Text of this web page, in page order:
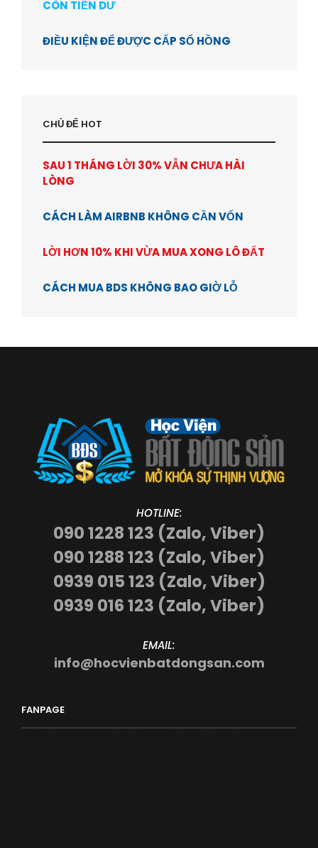
CÒN TIỀN DƯ
ĐIỀU KIỆN ĐỂ ĐƯỢC CẤP SỔ HỒNG
CHỦ ĐỂ HOT
SAU 1 THÁNG LỜI 30% VẪN CHƯA HÀI
LÒNG
CÁCH LÀM AIRBNB KHÔNG CẦN VỐN
LỜI HƠN 10% KHI VỪA MUA XONG LÔ ĐẤT
CÁCH MUA BDS KHÔNG BAO GIỜ LỖ
HOTLINE:
090 1228 123 (Zalo, Viber)
090 1288 123 (Zalo, Viber)
0939 015 123 (Zalo, Viber)
0939 016 123 (Zalo, Viber)
EMAIL:
info@hocvienbatdongsan.com
FANPAGE